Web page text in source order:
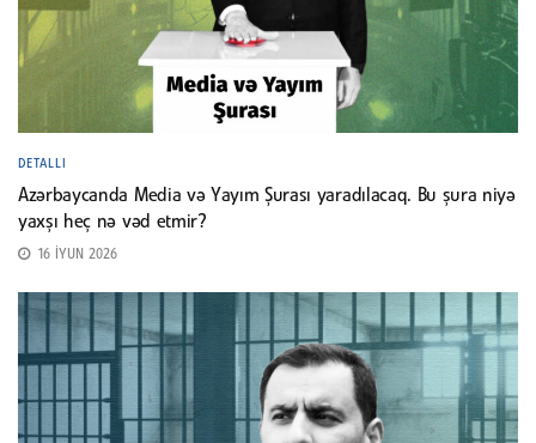
DETALLI
Azərbaycanda Media və Yayım Şurası yaradılacaq. Bu şura niyə
yaxşı heç nə vəd etmir?
16 İYUN 2026